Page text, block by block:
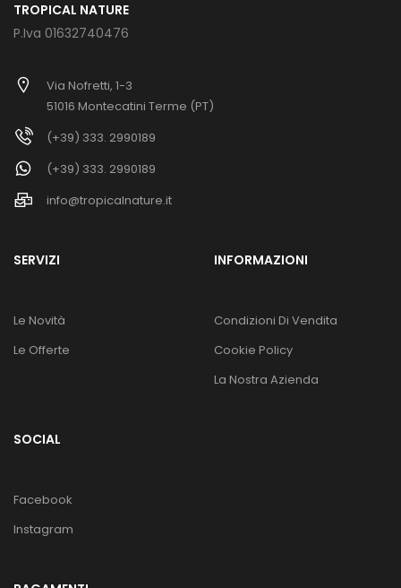
TROPICAL NATURE
P.Iva 01632740476
Via Nofretti, 1-3
51016 Montecatini Terme (PT)
(+39) 333. 2990189
(+39) 333. 2990189
info@tropicalnature.it
SERVIZI
Le Novità
Le Offerte
INFORMAZIONI
Condizioni Di Vendita
Cookie Policy
La Nostra Azienda
SOCIAL
Facebook
Instagram